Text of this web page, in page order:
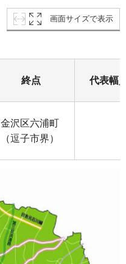
画面サイズで表示
終点 代表幅
金沢区六浦町
（逗子市界）